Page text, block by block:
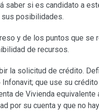
saber si es candidato a
sus posibilidades.
y de los puntos que se
de recursos.
la solicitud de crédito.
que use su
de Vivienda
por su cuenta y que no